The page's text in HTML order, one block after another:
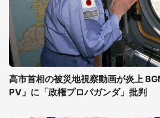
高市首相の被災地視察動画が炎上
PV」に「政権プロパガンダ」批判